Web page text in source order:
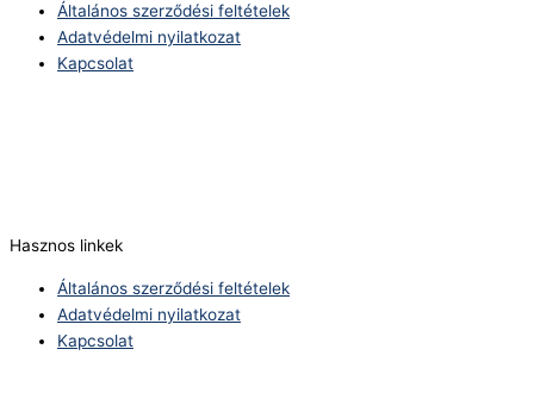
Általános szerződési feltételek
Adatvédelmi nyilatkozat
Kapcsolat
Hasznos linkek
Általános szerződési feltételek
Adatvédelmi nyilatkozat
Kapcsolat